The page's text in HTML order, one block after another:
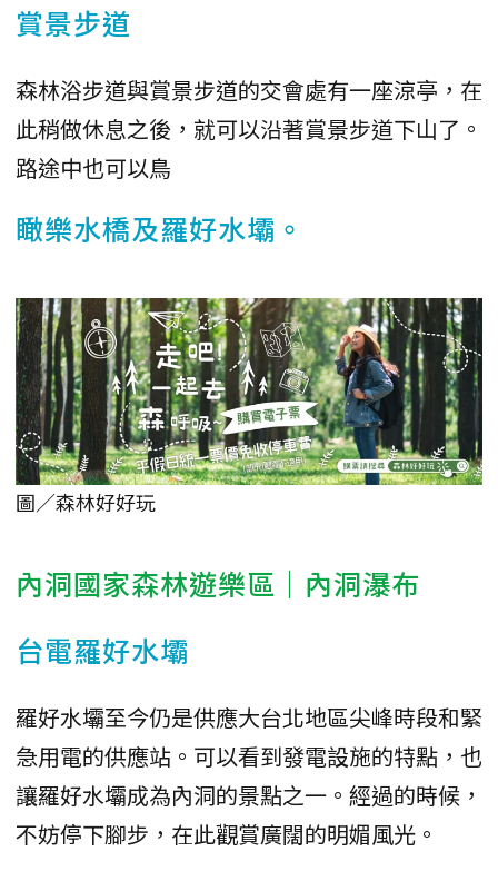
賞景步道
森林浴步道與賞景步道的交會處有一座涼亭，在
此稍做休息之後，就可以沿著賞景步道下山了。
路途中也可以鳥
瞰樂水橋及羅好水壩。
圖／森林好好玩
內洞國家森林遊樂區｜內洞瀑布
台電羅好水壩
羅好水壩至今仍是供應大台北地區尖峰時段和緊
急用電的供應站。可以看到發電設施的特點，也
讓羅好水壩成為內洞的景點之一。經過的時候，
不妨停下腳步，在此觀賞廣闊的明媚風光。